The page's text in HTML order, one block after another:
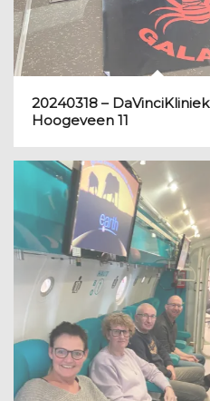
20240318 – DaVinciKliniek
Hoogeveen 11